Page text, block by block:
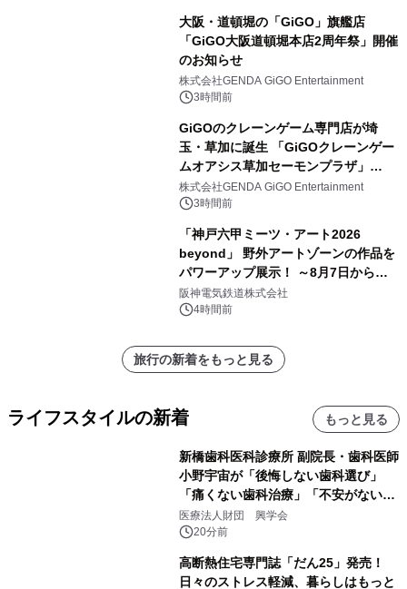
大阪・道頓堀の「GiGO」旗艦店
「GiGO大阪道頓堀本店2周年祭」開催
のお知らせ
株式会社GENDA GiGO Entertainment
3時間前
GiGOのクレーンゲーム専門店が埼
玉・草加に誕生 「GiGOクレーンゲー
ムオアシス草加セーモンプラザ」
2026年8月7日(金)10時グランドオープ
ン
株式会社GENDA GiGO Entertainment
3時間前
「神戸六甲ミーツ・アート2026
beyond」 野外アートゾーンの作品を
パワーアップ展示！ ～8月7日からは
直前割パスポートを販売～
阪神電気鉄道株式会社
4時間前
旅行の新着をもっと見る
ライフスタイルの新着 もっと見る
新橋歯科医科診療所 副院長・歯科医師
小野宇宙が「後悔しない歯科選び」
「痛くない歯科治療」「不安がない治
療計画」をテーマに専門監修
医療法人財団 興学会
20分前
高断熱住宅専門誌「だん25」発売！
日々のストレス軽減、暮らしはもっと